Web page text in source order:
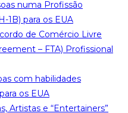
numa Profissão
1B) para os EUA
de Comércio Livre
– FTA) Profissional
com habilidades
os EUA
Artistas e “Entertainers”